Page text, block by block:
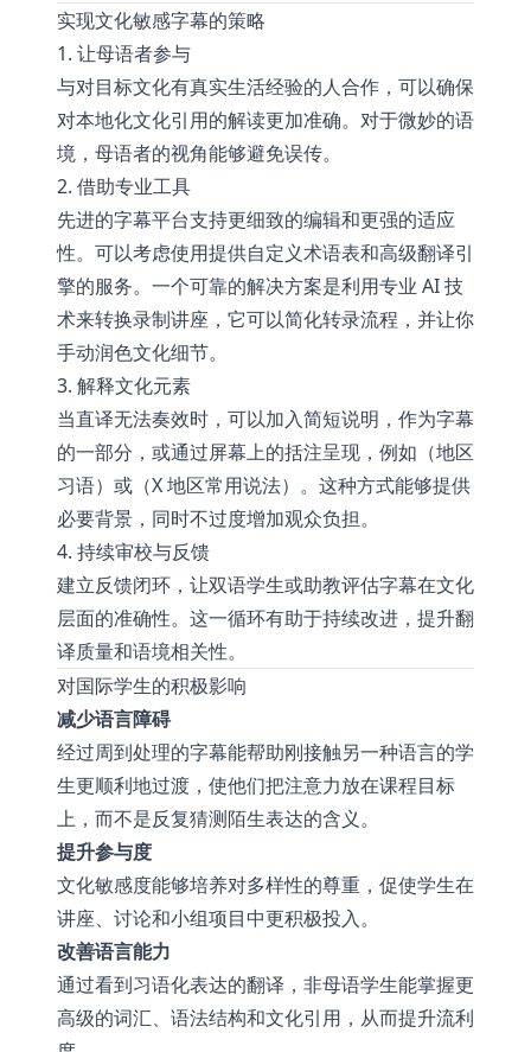
实现文化敏感字幕的策略
1. 让母语者参与
与对目标文化有真实生活经验的人合作，可以确保
对本地化文化引用的解读更加准确。对于微妙的语
境，母语者的视角能够避免误传。
2. 借助专业工具
先进的字幕平台支持更细致的编辑和更强的适应
性。可以考虑使用提供自定义术语表和高级翻译引
擎的服务。一个可靠的解决方案是利用专业 AI 技
术来转换录制讲座 ，它可以简化转录流程，并让你
手动润色文化细节。
3. 解释文化元素
当直译无法奏效时，可以加入简短说明，作为字幕
的一部分，或通过屏幕上的括注呈现，例如（地区
习语）或（X 地区常用说法）。这种方式能够提供
必要背景，同时不过度增加观众负担。
4. 持续审校与反馈
建立反馈闭环，让双语学生或助教评估字幕在文化
层面的准确性。这一循环有助于持续改进，提升翻
译质量和语境相关性。
对国际学生的积极影响
减少语言障碍
经过周到处理的字幕能帮助刚接触另一种语言的学
生更顺利地过渡，使他们把注意力放在课程目标
上，而不是反复猜测陌生表达的含义。
提升参与度
文化敏感度能够培养对多样性的尊重，促使学生在
讲座、讨论和小组项目中更积极投入。
改善语言能力
通过看到习语化表达的翻译，非母语学生能掌握更
高级的词汇、语法结构和文化引用，从而提升流利